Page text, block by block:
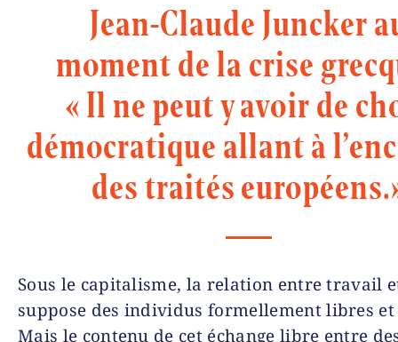
Jean-Claude Juncker
moment de la crise
« Il ne peut y avoir de
démocratique allant à
des traités
Sous le capitalisme, la relation entre travail
suppose des individus formellement libres et
Mais le contenu de cet échange libre entre